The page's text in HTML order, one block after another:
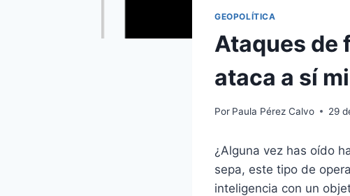
GEOPOLÍTICA
Ataques de
ataca a sí
Por Paula Pérez Calvo 29
¿Alguna vez has oído
sepa, este tipo de
inteligencia con un